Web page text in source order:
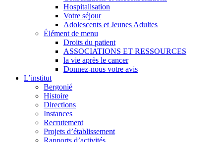
Hospitalisation
Votre séjour
Adolescents et Jeunes Adultes
Élément de menu
Droits du patient
ASSOCIATIONS ET RESSOURCES
la vie après le cancer
Donnez-nous votre avis
L’institut
Bergonié
Histoire
Directions
Instances
Recrutement
Projets d’établissement
Rapports d’activités